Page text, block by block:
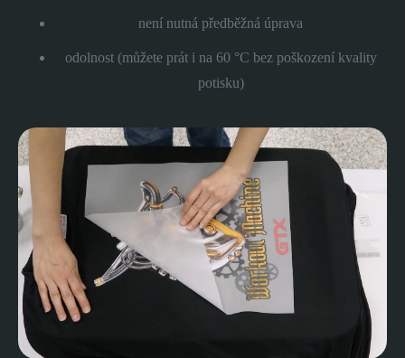
není nutná předběžná úprava
odolnost (můžete prát i na 60 °C bez poškození kvality
potisku)